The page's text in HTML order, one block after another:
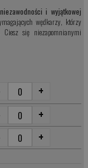
i wyjątkowej
wędkarzy, którzy
Ciesz się niezapomnianymi
+
+
+